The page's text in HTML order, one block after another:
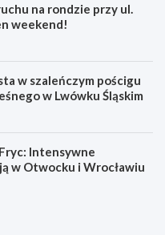
na rondzie przy ul.
weekend!
w szaleńczym pościgu
w Lwówku Śląskim
Intensywne
w Otwocku i Wrocławiu